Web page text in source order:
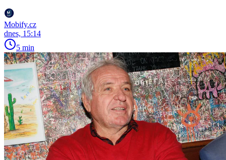
Mobify.cz
dnes, 15:14
5 min